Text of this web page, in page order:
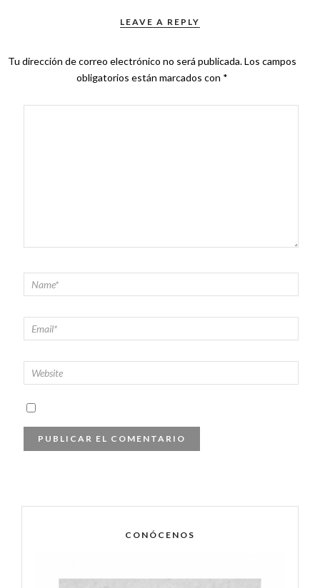
LEAVE A REPLY
Tu dirección de correo electrónico no será publicada.Los campos
obligatorios están marcados con *
CONÓCENOS